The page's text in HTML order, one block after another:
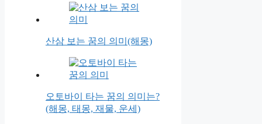
산삼 보는 꿈의 의미(해몽)
오토바이 타는 꿈의 의미는?
(해몽, 태몽, 재물, 운세)